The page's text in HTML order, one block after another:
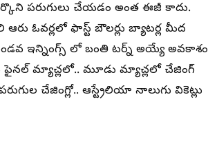
పరుగులు చేయడం అంత ఈజీ కాదు.
ఓవర్లలో ఫాస్ట్ బౌలర్లు బ్యాటర్ల మీద
ఇన్నింగ్స్ లో బంతి టర్న్ అయ్యే అవకాశం
ఫైనల్ మ్యాచ్లలో.. మూడు మ్యాచ్లలో చేజింగ్
చేజింగ్లో.. ఆస్ట్రేలియా నాలుగు వికెట్లు